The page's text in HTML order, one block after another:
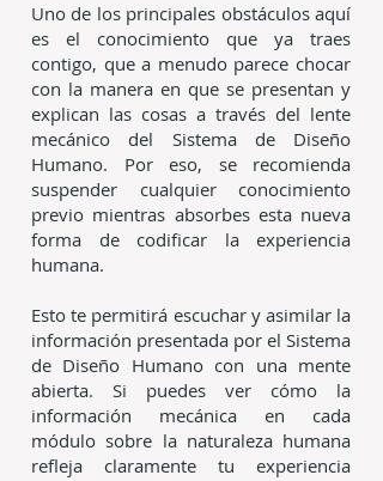
Uno de los principales obstáculos aquí
es el conocimiento que ya traes
contigo, que a menudo parece chocar
con la manera en que se presentan y
explican las cosas a través del lente
mecánico del Sistema de Diseño
Humano. Por eso, se recomienda
suspender cualquier conocimiento
previo mientras absorbes esta nueva
forma de codificar la experiencia
humana.
Esto te permitirá escuchar y asimilar la
información presentada por el Sistema
de Diseño Humano con una mente
abierta. Si puedes ver cómo la
información mecánica en cada
módulo sobre la naturaleza humana
refleja claramente tu experiencia